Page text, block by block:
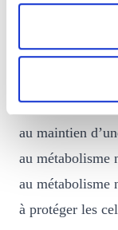
à réduire la
à protéger les
au maintien
à une fonction
au maintien
au métabolisme
au métabolisme
à protéger les